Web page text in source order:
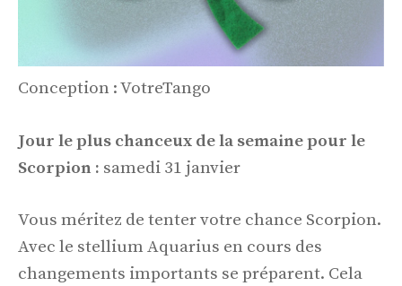
Conception : VotreTango
Jour le plus chanceux de la semaine pour le
Scorpion : samedi 31 janvier
Vous méritez de tenter votre chance Scorpion.
Avec le stellium Aquarius en cours des
changements importants se préparent. Cela